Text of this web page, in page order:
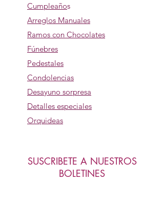
Cumpleaños
Arreglos Manuales
Ramos con Chocolates
Fúnebres
Pedestales
Condolencias
Desayuno sorpresa
Detalles especiales
Orquideas
SUSCRIBETE A NUESTROS
BOLETINES